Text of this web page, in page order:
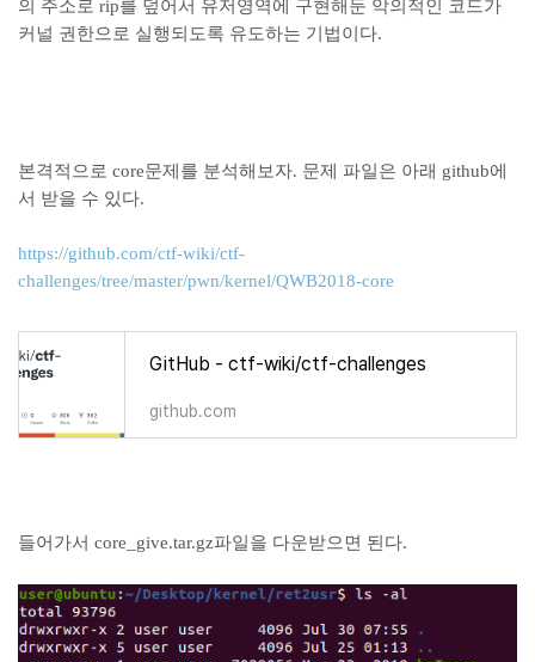
의 주소로 rip를 덮어서 유저영역에 구현해둔 악의적인 코드가
커널 권한으로 실행되도록 유도하는 기법이다.
본격적으로 core문제를 분석해보자. 문제 파일은 아래 github에
서 받을 수 있다.
https://github.com/ctf-wiki/ctf-
challenges/tree/master/pwn/kernel/QWB2018-core
GitHub - ctf-wiki/ctf-challenges
github.com
들어가서 core_give.tar.gz파일을 다운받으면 된다.